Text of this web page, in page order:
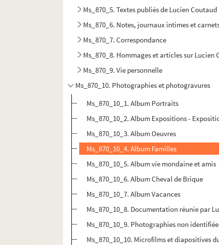
Ms_870_5. Textes publiés de Lucien Coutaud
Ms_870_6. Notes, journaux intimes et
Ms_870_7. Correspondance
Ms_870_8. Hommages et articles sur Lucien
Ms_870_9. Vie personnelle
Ms_870_10. Photographies et photogravures
Ms_870_10_1. Album Portraits
Ms_870_10_2. Album Expositions -
Ms_870_10_3. Album Oeuvres
Ms_870_10_4. Album Familles
Ms_870_10_5. Album vie mondaine et amis
Ms_870_10_6. Album Cheval de Brique
Ms_870_10_7. Album Vacances
Ms_870_10_8. Documentation réunie par
Ms_870_10_9. Photographies non
Ms_870_10_10. Microfilms et diapositives